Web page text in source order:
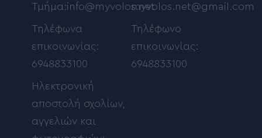
Τμήμα:info@myvolos.net
Τηλέφωνα
επικοινωνίας:
6948833100
Ηλεκτρονική
αποστολή σχολίων,
αγγελιών και
myvolos.net@gmail.com
Τηλέφωνο
επικοινωνίας:
6948833100